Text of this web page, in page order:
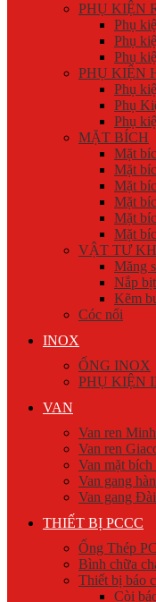
PHỤ KIỆN
Phụ
Phụ
Phụ
PHỤ KIỆN
Phụ
Phụ
Phụ
MẶT BÍCH
Mặt
Mặt
Mặt
Mặt
Mặt
Mặt
VẬT TƯ
Măng
Nắp bịt
Kẽm
Cóc nối
INOX
ỐNG INOX
PHỤ KIỆN
VAN
Van ren
Van ren
Van mặt
Van gang
Van gang
THIẾT BỊ PCCC
Ống Thép
Bình chữa
Thiết bị báo
Còi